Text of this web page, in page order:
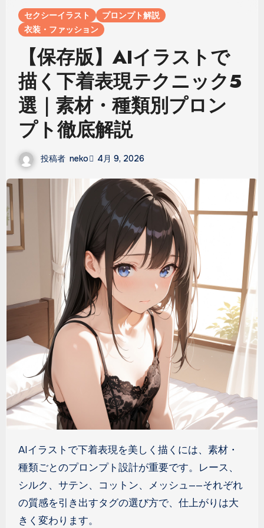
セクシーイラスト
プロンプト解説
衣装・ファッション
【保存版】AIイラストで
描く下着表現テクニック5
選｜素材・種類別プロン
プト徹底解説
投稿者 neko 4月 9, 2026
AIイラストで下着表現を美しく描くには、素材・
種類ごとのプロンプト設計が重要です。レース、
シルク、サテン、コットン、メッシュ——それぞれ
の質感を引き出すタグの選び方で、仕上がりは大
きく変わります。